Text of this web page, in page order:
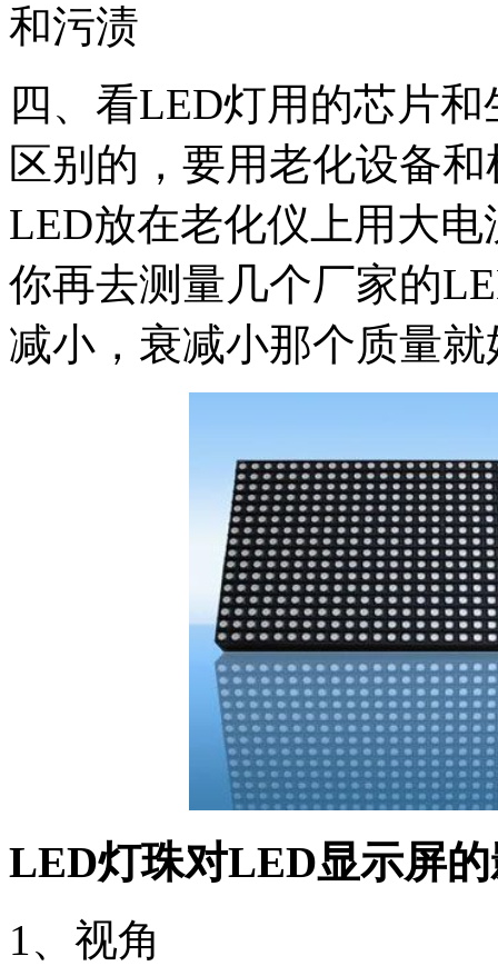
和污渍
四、看LED灯用的芯片
区别的，要用老化设备
LED放在老化仪上用大
你再去测量几个厂家的
减小，衰减小那个质量就
LED灯珠对LED显示屏
1、视角